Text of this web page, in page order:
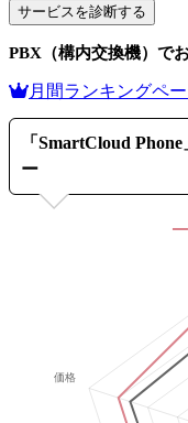
サービスを診断する
PBX（構内交換機） で
月間ランキングペ
「 SmartCloud Phone
ー